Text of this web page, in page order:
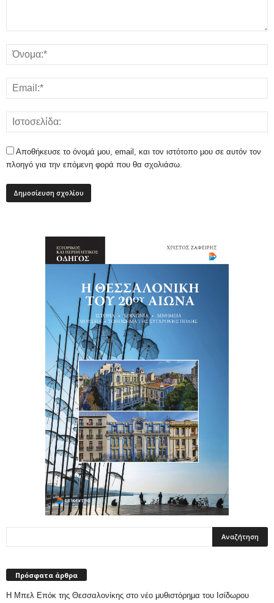
Αποθήκευσε το όνομά μου, email, και τον ιστότοπο μου σε αυτόν τον
πλοηγό για την επόμενη φορά που θα σχολιάσω.
Πρόσφατα άρθρα
Η Μπελ Επόκ της Θεσσαλονίκης στο νέο μυθιστόρημα του Ισίδωρου